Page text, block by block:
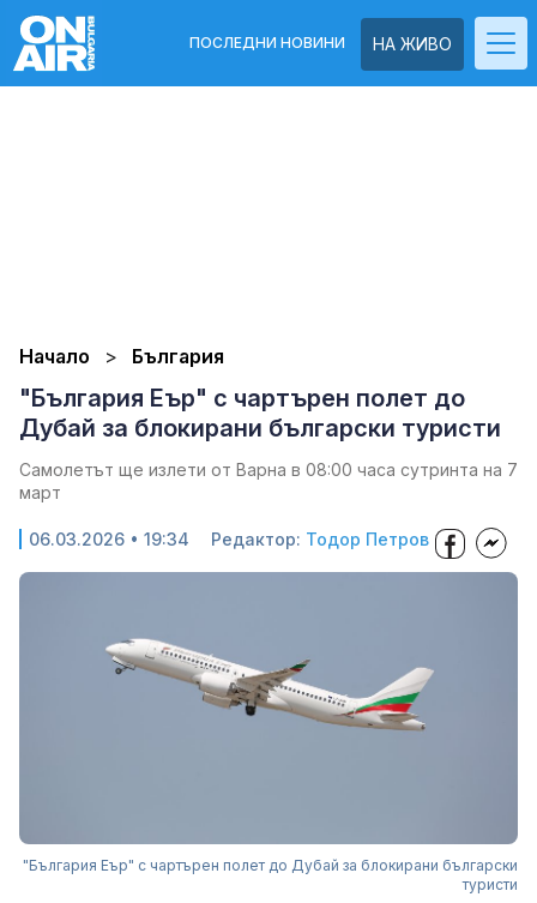
НА ЖИВО
ПОСЛЕДНИ НОВИНИ
Начало България
"България Еър" с чартърен полет до
Дубай за блокирани български туристи
Самолетът ще излети от Варна в 08:00 часа сутринта на 7
март
06.03.2026 • 19:34 Редактор: Тодор Петров
"България Еър" с чартърен полет до Дубай за блокирани български
туристи